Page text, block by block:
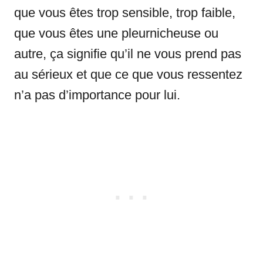
que vous êtes trop sensible, trop faible,
que vous êtes une pleurnicheuse ou
autre, ça signifie qu’il ne vous prend pas
au sérieux et que ce que vous ressentez
n’a pas d’importance pour lui.